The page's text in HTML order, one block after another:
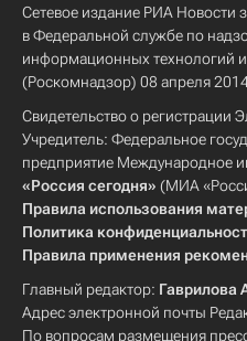
Сетевое издание РИА Новости
в Федеральной службе по
информационных технологий
(Роскомнадзор) 08 апреля
Свидетельство о
Учредитель: Федеральное
предприятие Международное
«Россия сегодня» (МИА
Правила использования
Политика
Правила применения
Главный редактор: Гаврилова
Адрес электронной почты
По вопросам размещения